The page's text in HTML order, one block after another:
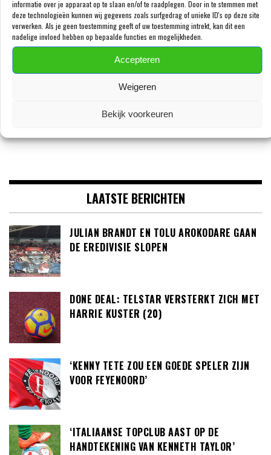
informatie over je apparaat op te slaan en/of te raadplegen. Door in te stemmen met
deze technologieën kunnen wij gegevens zoals surfgedrag of unieke ID's op deze site
verwerken. Als je geen toestemming geeft of uw toestemming intrekt, kan dit een
nadelige invloed hebben op bepaalde functies en mogelijkheden.
Accepteren
Weigeren
Bekijk voorkeuren
VOLG ONS OP FACEBOOK
LAATSTE BERICHTEN
JULIAN BRANDT EN TOLU AROKODARE GAAN
DE EREDIVISIE SLOPEN
DONE DEAL: TELSTAR VERSTERKT ZICH MET
HARRIE KUSTER (20)
‘KENNY TETE ZOU EEN GOEDE SPELER ZIJN
VOOR FEYENOORD’
‘ITALIAANSE TOPCLUB AAST OP DE
HANDTEKENING VAN KENNETH TAYLOR’